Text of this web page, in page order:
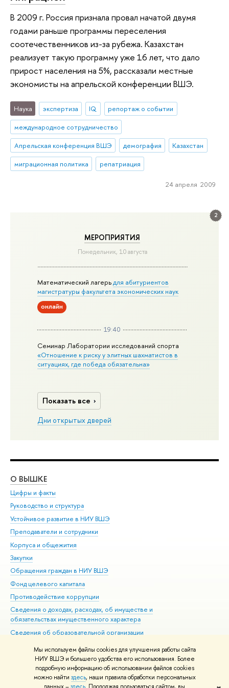
Мы используем файлы cookies для улучшения работы сайта
НИУ ВШЭ и большего удобства его использования. Более
подробную информацию об использовании файлов cookies
можно найти здесь, наши правила обработки персональных
2
МЕРОПРИЯТИЯ
Понедельник, 10 августа
Математический лагерьдля абитуриентов
магистратуры факультета экономических наук
онлайн
19:40
Семинар Лаборатории исследований спорта
«Отношение к риску у элитных шахматистов в
ситуациях, где победа обязательна»
Показать все
Дни открытых дверей
В 2009 г. Россия признала провал начатой двумя
годами раньше программы переселения
соотечественников из-за рубежа. Казахстан
реализует такую программу уже 16 лет, что дало
прирост населения на 5%, рассказали местные
экономисты на апрельской конференции ВШЭ.
Наука экспертиза IQ
репортаж о событии
международное сотрудничество
Апрельская конференция ВШЭ
демография
Казахстан
миграционная политика
репатриация
24 апреля 2009
О ВЫШКЕ
Цифры и факты
Руководство и структура
Устойчивое развитие в НИУ ВШЭ
Преподаватели и сотрудники
Корпуса и общежития
Закупки
Обращения граждан в НИУ ВШЭ
Фонд целевого капитала
Противодействие коррупции
Сведения о доходах, расходах, об имуществе и
обязательствах имущественного характера
Сведения об образовательной организации
Людям с ограниченными возможностями здоровья
Единая платежная страница
Работа в Вышке